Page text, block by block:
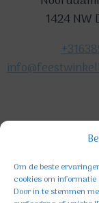
Om de beste
cookies om informatie
Door in te stemmen
1424 NW
©2025 TeDa-